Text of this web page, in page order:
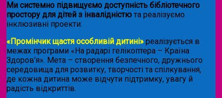
Ми системно підвищуємо доступність бібліотечного
простору для дітей з інвалідністю та реалізуємо
інклюзивні проекти:
«Промінчик щастя особливій дитині» реалізується в
межах програми «На радарі гелікоптера – Країна
Здоров’я». Мета – створення безпечного, дружнього
середовища для розвитку, творчості та спілкування,
де кожна дитина може відчути підтримку, увагу й
радість відкриттів.